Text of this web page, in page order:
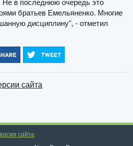
Не в последнюю очередь это
братьев Емельяненко. Многие
дисциплину", - отметил
сайта
сайта